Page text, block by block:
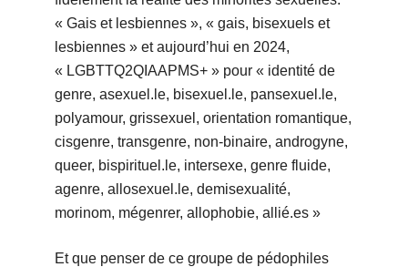
« Gais et lesbiennes », « gais, bisexuels et
lesbiennes » et aujourd’hui en 2024,
« LGBTTQ2QIAAPMS+ » pour « identité de
genre, asexuel.le, bisexuel.le, pansexuel.le,
polyamour, grissexuel, orientation romantique,
cisgenre, transgenre, non-binaire, androgyne,
queer, bispirituel.le, intersexe, genre fluide,
agenre, allosexuel.le, demisexualité,
morinom, mégenrer, allophobie, allié.es »
Et que penser de ce groupe de pédophiles